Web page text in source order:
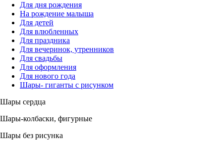
Для дня рождения
На рождение малыша
Для детей
Для влюбленных
Для праздника
Для вечеринок, утренников
Для свадьбы
Для оформления
Для нового года
Шары- гиганты с рисунком
Шары сердца
Шары-колбаски, фигурные
Шары без рисунка